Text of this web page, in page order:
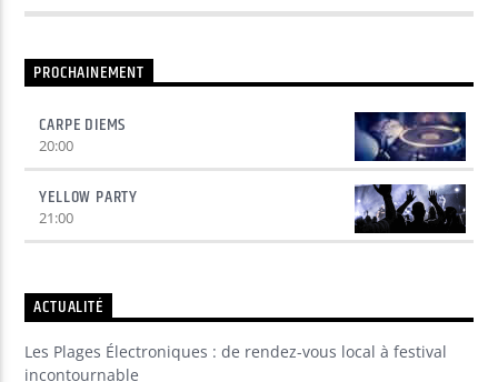
Yellow Party
PROCHAINEMENT
CARPE DIEMS
20:00
YELLOW PARTY
21:00
ACTUALITÉ
Les Plages Électroniques : de rendez-vous local à festival
incontournable